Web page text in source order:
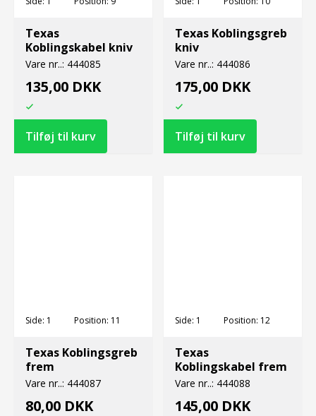
Texas
Koblingskabel kniv
Vare nr..: 444085
135,00 DKK
Texas Koblingsgreb
kniv
Vare nr..: 444086
175,00 DKK
Side: 1 Position: 11
Texas Koblingsgreb
frem
Vare nr..: 444087
80,00 DKK
Side: 1 Position: 12
Texas
Koblingskabel frem
Vare nr..: 444088
145,00 DKK